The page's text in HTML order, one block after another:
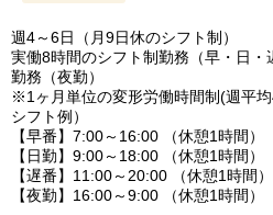
週4～6日（月9日休のシフト制）
実働8時間のシフト制勤務（早・日・
勤務（夜勤）
※1ヶ月単位の変形労働時間制(週平均
シフト例）
【早番】7:00～16:00 （休憩1時間）
【日勤】9:00～18:00 （休憩1時間）
【遅番】11:00～20:00 （休憩1時間）
【夜勤】16:00～9:00 （休憩1時間）